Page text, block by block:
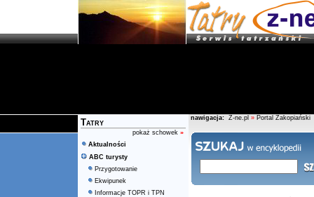
Tatry
pokaż schowek »
Aktualności
ABC turysty
Przygotowanie
Ekwipunek
Informacje TOPR i TPN
nawigacja: Z-ne.pl » Portal Zakopiański